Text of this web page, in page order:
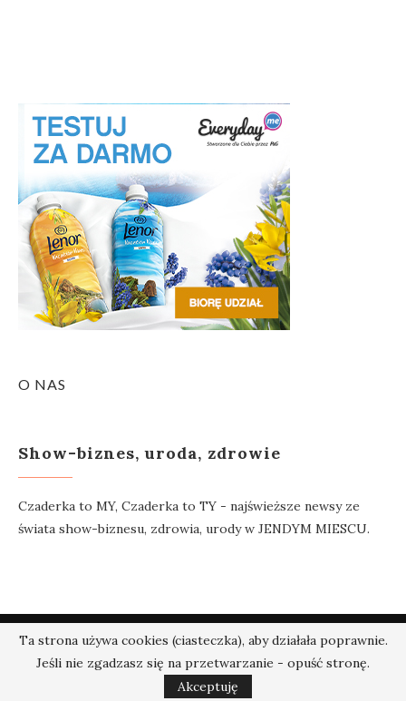
O NAS
Show-biznes, uroda, zdrowie
Czaderka to MY, Czaderka to TY - najświeższe newsy ze
świata show-biznesu, zdrowia, urody w JENDYM MIESCU.
@2018 - Czaderka.pl. Wszelkie prawa zastrzeżone.
W GÓRĘ
Ta strona używa cookies (ciasteczka), aby działała poprawnie.
Jeśli nie zgadzasz się na przetwarzanie - opuść stronę.
Akceptuję